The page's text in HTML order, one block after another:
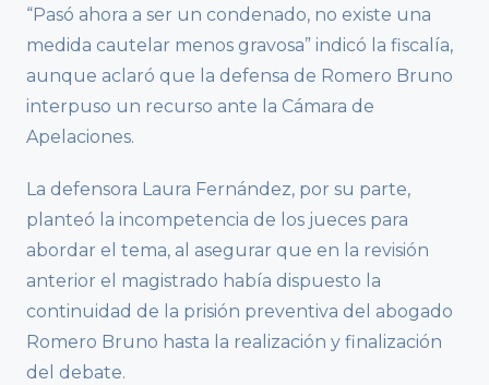
“Pasó ahora a ser un condenado, no existe una
medida cautelar menos gravosa” indicó la fiscalía,
aunque aclaró que la defensa de Romero Bruno
interpuso un recurso ante la Cámara de
Apelaciones.
La defensora Laura Fernández, por su parte,
planteó la incompetencia de los jueces para
abordar el tema, al asegurar que en la revisión
anterior el magistrado había dispuesto la
continuidad de la prisión preventiva del abogado
Romero Bruno hasta la realización y finalización
del debate.